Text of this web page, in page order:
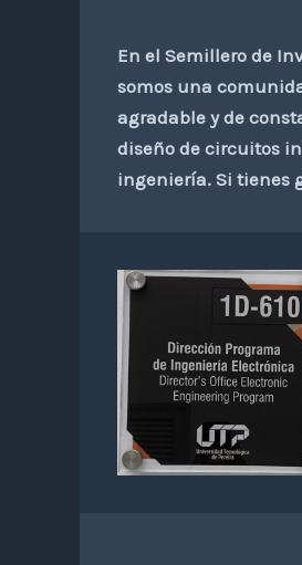
En el Semillero de
somos una
agradable y de
diseño de circuitos
ingeniería. Si tienes